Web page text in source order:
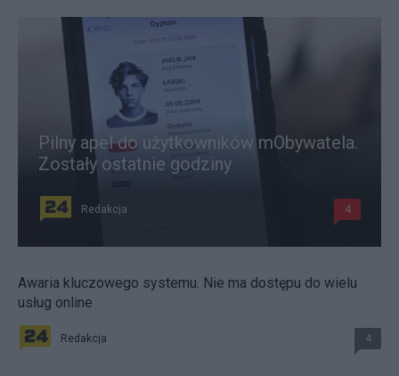
Pilny apel do użytkowników mObywatela.
Zostały ostatnie godziny
Redakcja 4
Awaria kluczowego systemu. Nie ma dostępu do wielu
usług online
Redakcja 4